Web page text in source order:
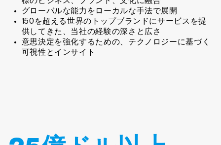
グローバルな能力をローカルな手法で展開
150を超える世界のトップブランドにサービスを提
供してきた、当社の経験の深さと広さ
意思決定を強化するための、テクノロジーに基づく
可視性とインサイト